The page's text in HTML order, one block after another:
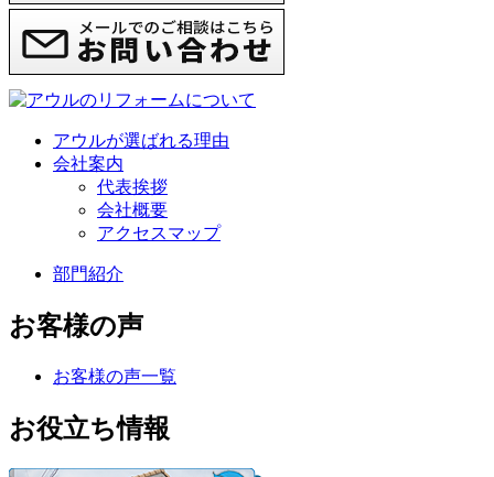
アウルが選ばれる理由
会社案内
代表挨拶
会社概要
アクセスマップ
部門紹介
お客様の声
お客様の声一覧
お役立ち情報